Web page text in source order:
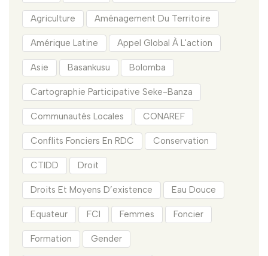
Agriculture Aménagement Du Territoire
Amérique Latine Appel Global À L'action
Asie Basankusu Bolomba
Cartographie Participative Seke-Banza
Communautés Locales CONAREF
Conflits Fonciers En RDC Conservation
CTIDD Droit
Droits Et Moyens D’existence Eau Douce
Equateur FCI Femmes Foncier
Formation Gender